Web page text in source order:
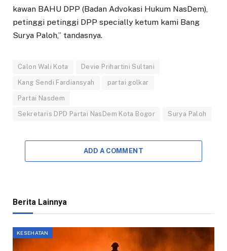
kawan BAHU DPP (Badan Advokasi Hukum NasDem),
petinggi petinggi DPP specially ketum kami Bang
Surya Paloh,” tandasnya.
Calon Wali Kota Devie Prihartini Sultani
Kang Sendi Fardiansyah partai golkar
Partai Nasdem
Sekretaris DPD Partai NasDem Kota Bogor Surya Paloh
ADD A COMMENT
Berita Lainnya
KESEHATAN